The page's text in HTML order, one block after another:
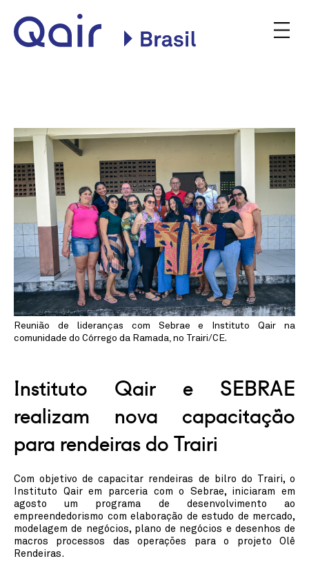
Site oficial da Qair no
Brasil
CONSULTA PÚBLICA
BLOG
NOTÍCIAS
PODQAIR
CONTATO
PT EN
Contato
Qair
Brasil
on
Linkedin
Qair
Brasil
on
Instagram
Reunião de lideranças com Sebrae e Instituto Qair na
comunidade do Córrego da Ramada, no Trairi/CE.
Instituto Qair e SEBRAE
realizam nova capacitação
para rendeiras do Trairi
Com objetivo de capacitar rendeiras de bilro do Trairi, o
Instituto Qair em parceria com o Sebrae, iniciaram em
agosto um programa de desenvolvimento ao
empreendedorismo com elaboração de estudo de mercado,
modelagem de negócios, plano de negócios e desenhos de
macros processos das operações para o projeto Olê
Rendeiras.